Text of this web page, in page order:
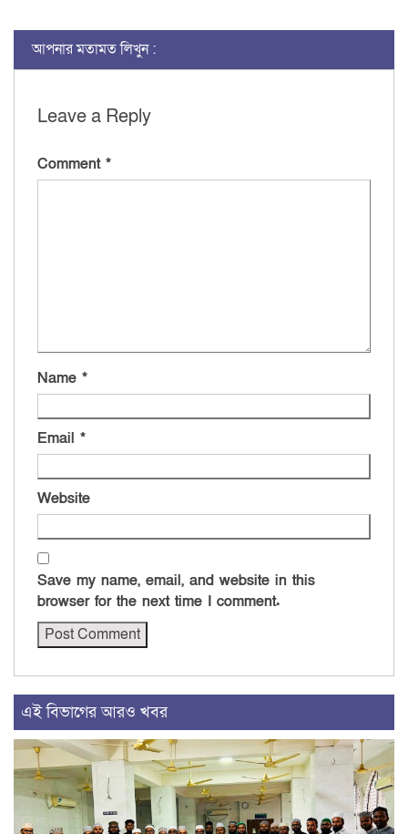
আপনার মতামত লিখুন :
Leave a Reply
Comment *
Name *
Email *
Website
Save my name, email, and website in this
browser for the next time I comment.
এই বিভাগের আরও খবর